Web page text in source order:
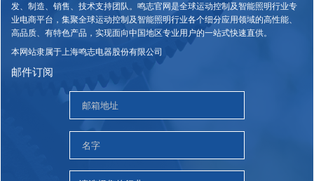
发、制造、销售、技术支持团队。鸣志官网是全球运动控制及智能照明行业专
业电商平台，集聚全球运动控制及智能照明行业各个细分应用领域的高性能、
高品质、有特色产品，实现面向中国地区专业用户的一站式快速直供。
本网站隶属于上海鸣志电器股份有限公司
邮件订阅